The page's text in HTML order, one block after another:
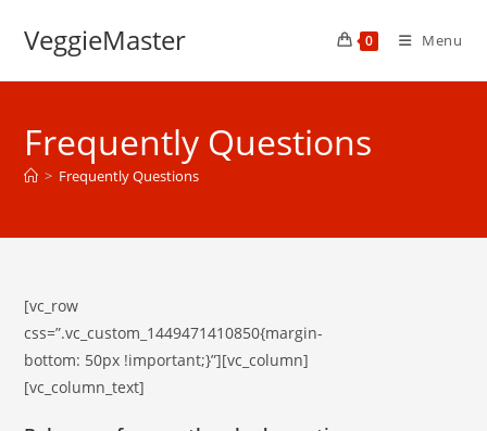
VeggieMaster 0 Menu
Frequently Questions
> Frequently Questions
[vc_row
css=”.vc_custom_1449471410850{margin-
bottom: 50px !important;}”][vc_column]
[vc_column_text]